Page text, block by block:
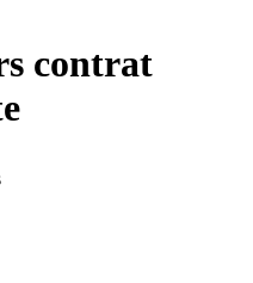
contrat